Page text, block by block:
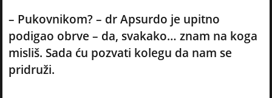
– Pukovnikom? – dr Apsurdo je upitno
podigao obrve – da, svakako… znam na koga
misliš. Sada ću pozvati kolegu da nam se
pridruži.